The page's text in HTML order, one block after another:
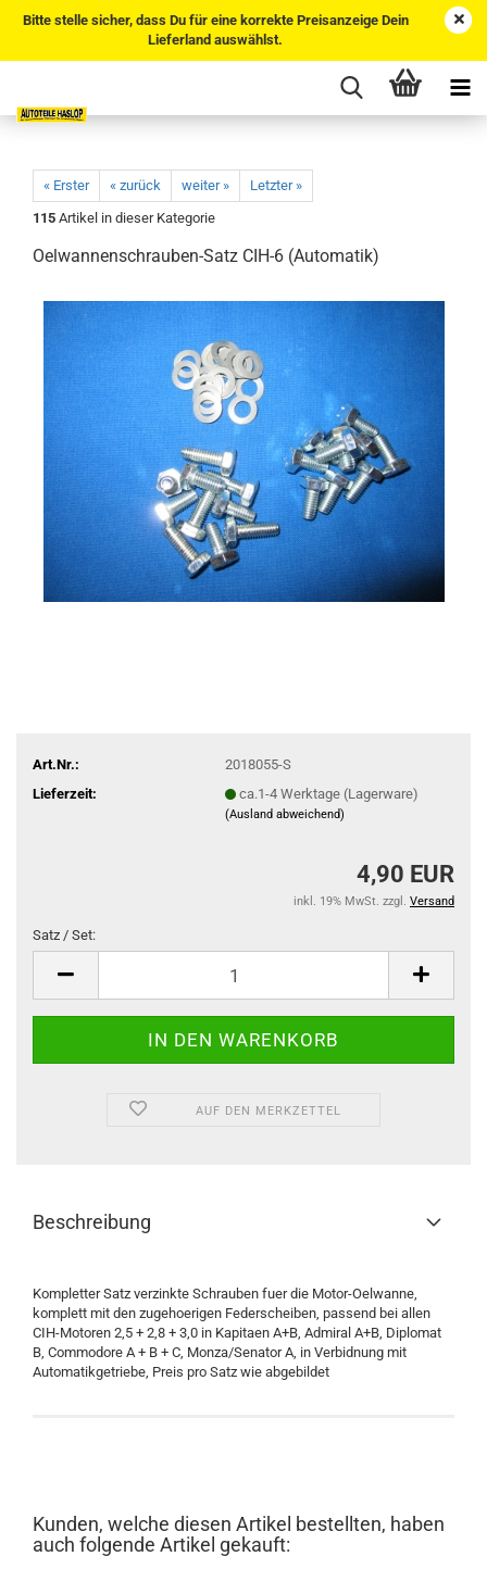
Bitte stelle sicher, dass Du für eine korrekte Preisanzeige Dein
Lieferland auswählst.
« Erster « zurück weiter »
Letzter »
115 Artikel in dieser Kategorie
Oelwannenschrauben-Satz CIH-6 (Automatik)
Art.Nr.:
2018055-S
Lieferzeit:
ca.1-4 Werktage (Lagerware)
(Ausland abweichend)
4,90 EUR
inkl. 19% MwSt. zzgl. Versand
Satz / Set:
Set
AUF DEN MERKZETTEL
Beschreibung
Kompletter Satz verzinkte Schrauben fuer die Motor-Oelwanne,
komplett mit den zugehoerigen Federscheiben, passend bei allen
CIH-Motoren 2,5 + 2,8 + 3,0 in Kapitaen A+B, Admiral A+B, Diplomat
B, Commodore A + B + C, Monza/Senator A, in Verbidnung mit
Automatikgetriebe, Preis pro Satz wie abgebildet
Kunden, welche diesen Artikel bestellten, haben
auch folgende Artikel gekauft: